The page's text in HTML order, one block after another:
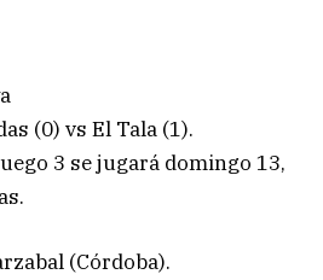
(0) vs El Tala (1).
3 se jugará domingo 13,
(Córdoba).